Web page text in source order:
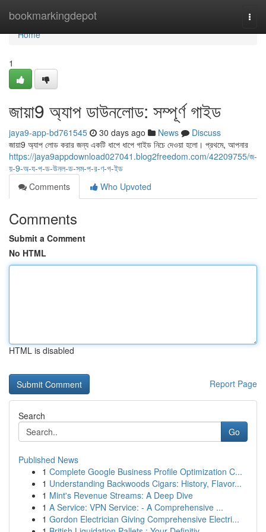
bookmarkingdepot
Home
Home
1
জায়া9 অ্যাপ ডাউনলোড: সম্পূর্ণ গাইড
jaya9-app-bd761545 30 days ago News
Discuss
জায়া9 অ্যাপ লোড করার জন্য একটি ধাপে ধাপে গাইড নিচে দেওয়া হলো। প্রথমে, আপনার
https://jaya9appdownload027041.blog2freedom.com/42209755/জ-
য়-9-অ-য-প-ড-উনল-ড-সম-প-র-ণ-গ-ইড
Comments
Who Upvoted
Comments
Submit a Comment
No HTML
HTML is disabled
Report Page
Search
Go
Published News
1 Complete Google Business Profile Optimization C...
1 Understanding Backwoods Cigars: History, Flavor...
1 Mint's Revenue Streams: A Deep Dive
1 A Service: VPN Service: - A Comprehensive ...
1 Gordon Electrician Giving Comprehensive Electri...